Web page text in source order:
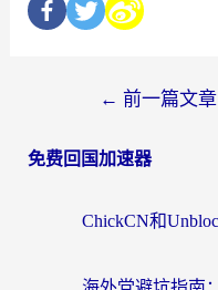
← 前一篇文章
免费回国加速器